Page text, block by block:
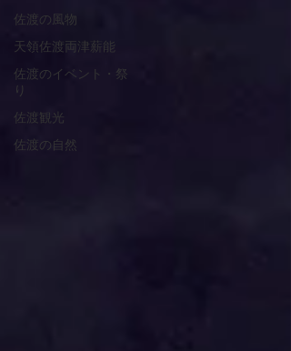
佐渡の風物
天領佐渡両津薪能
佐渡のイベント・祭
り
佐渡観光
佐渡の自然